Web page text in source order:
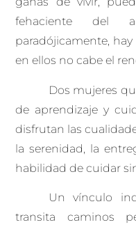
fehaciente del
paradójicamente,
en ellos no cabe el
Dos mujeres
de aprendizaje y
disfrutan las
la serenidad, la
habilidad de cuidar
Un vínculo
transita caminos